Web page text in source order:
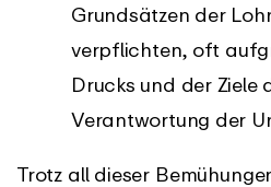
Grundsätzen der
verpflichten, oft
Drucks und der Ziele
Verantwortung der
Trotz all dieser